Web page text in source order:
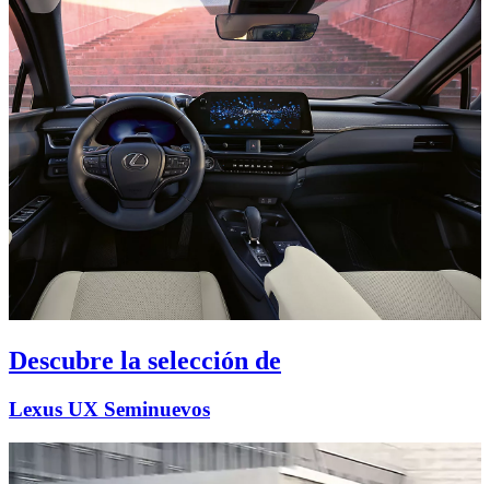
Descubre la selección de
Lexus UX Seminuevos